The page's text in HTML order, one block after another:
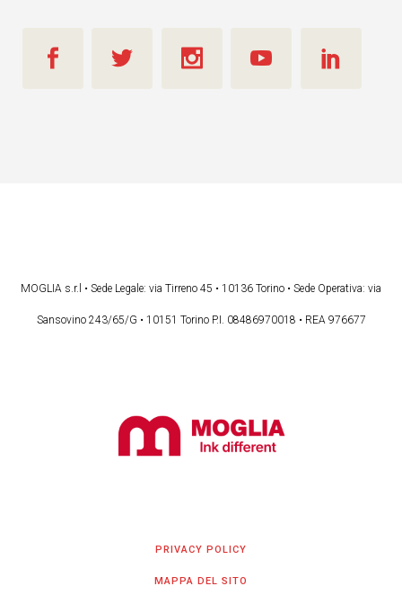
MOGLIA s.r.l • Sede Legale: via Tirreno 45 • 10136 Torino • Sede Operativa: via
Sansovino 243/65/G • 10151 Torino P.I. 08486970018 • REA 976677
PRIVACY POLICY
MAPPA DEL SITO